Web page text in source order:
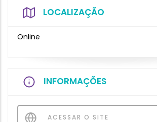
LOCALIZAÇÃO
Online
INFORMAÇÕES
ACESSAR O SITE